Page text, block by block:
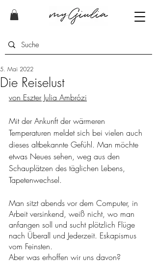
Die Reiselust
5. Mai 2022
von Eszter Julia Ambrózi
Mit der Ankunft der wärmeren
Temperaturen meldet sich bei vielen auch
dieses altbekannte Gefühl. Man möchte
etwas Neues sehen, weg aus den
Schauplätzen des täglichen Lebens,
Tapetenwechsel.
Man sitzt abends vor dem Computer, in
Arbeit versinkend, weiß nicht, wo man
anfangen soll und sucht plötzlich Flüge
nach Überall und Jederzeit. Eskapismus
vom Feinsten.
Aber was erhoffen wir uns davon?